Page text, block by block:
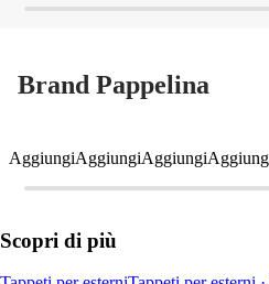
Brand Pappelina
AggiungiAggiungiAggiungi
Scopri di più